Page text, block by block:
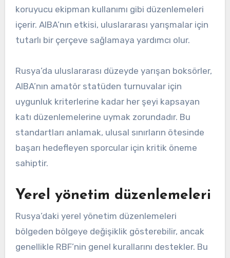
koruyucu ekipman kullanımı gibi düzenlemeleri
içerir. AIBA’nın etkisi, uluslararası yarışmalar için
tutarlı bir çerçeve sağlamaya yardımcı olur.
Rusya’da uluslararası düzeyde yarışan boksörler,
AIBA’nın amatör statüden turnuvalar için
uygunluk kriterlerine kadar her şeyi kapsayan
katı düzenlemelerine uymak zorundadır. Bu
standartları anlamak, ulusal sınırların ötesinde
başarı hedefleyen sporcular için kritik öneme
sahiptir.
Yerel yönetim düzenlemeleri
Rusya’daki yerel yönetim düzenlemeleri
bölgeden bölgeye değişiklik gösterebilir, ancak
genellikle RBF’nin genel kurallarını destekler. Bu